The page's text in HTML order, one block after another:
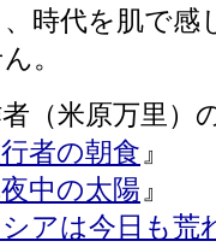
時代を肌で感
。
（米原万里）
者の朝食 』
中の太陽 』
シアは今日も荒